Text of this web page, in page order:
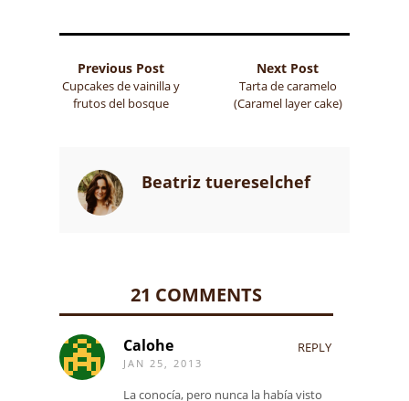
Previous Post
Cupcakes de vainilla y
frutos del bosque
Next Post
Tarta de caramelo
(Caramel layer cake)
Beatriz tuereselchef
21 COMMENTS
Calohe
JAN 25, 2013
REPLY
La conocía, pero nunca la había visto